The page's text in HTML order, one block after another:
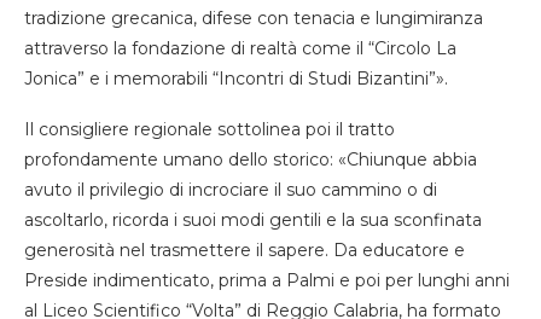
tradizione grecanica, difese con tenacia e lungimiranza
attraverso la fondazione di realtà come il “Circolo La
Jonica” e i memorabili “Incontri di Studi Bizantini”».
Il consigliere regionale sottolinea poi il tratto
profondamente umano dello storico: «Chiunque abbia
avuto il privilegio di incrociare il suo cammino o di
ascoltarlo, ricorda i suoi modi gentili e la sua sconfinata
generosità nel trasmettere il sapere. Da educatore e
Preside indimenticato, prima a Palmi e poi per lunghi anni
al Liceo Scientifico “Volta” di Reggio Calabria, ha formato